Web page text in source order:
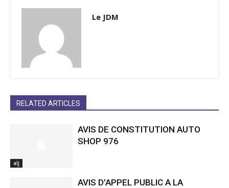
Le JDM
RELATED ARTICLES
alj
AVIS DE CONSTITUTION AUTO
SHOP 976
AVIS D’APPEL PUBLIC A LA